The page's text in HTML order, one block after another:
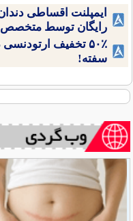
ایمپلنت اقساطی
رایگان توسط متخصص
۵۰٪ تخفیف
سفته!